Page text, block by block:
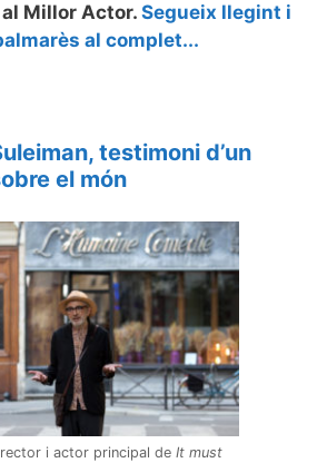
Millor Actor. Segueix llegint i
al complet...
testimoni d’un
el món
i actor principal de It must